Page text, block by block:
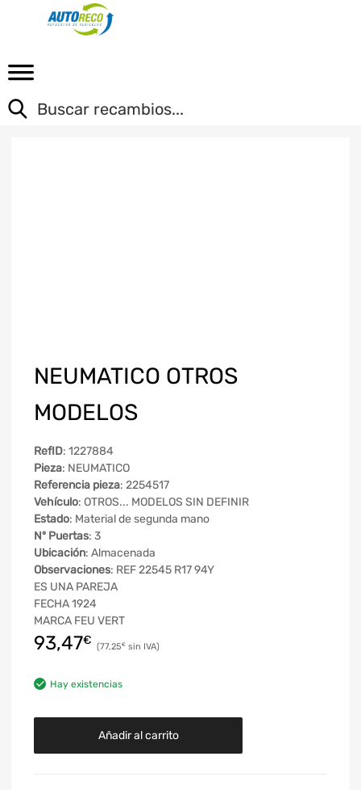
NEUMATICO OTROS
MODELOS
RefID: 1227884
Pieza: NEUMATICO
Referencia pieza: 2254517
Vehículo: OTROS... MODELOS SIN DEFINIR
Estado: Material de segunda mano
Nº Puertas: 3
Ubicación: Almacenada
Observaciones: REF 22545 R17 94Y
ES UNA PAREJA
FECHA 1924
MARCA FEU VERT
93,47€ 77,25€
Hay existencias
Añadir al carrito